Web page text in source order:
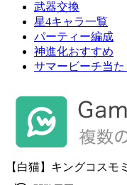
武器交換
星4キャラ一覧
パーティー編成
神進化おすすめ
サマービーチ当た
【白猫】キングコス